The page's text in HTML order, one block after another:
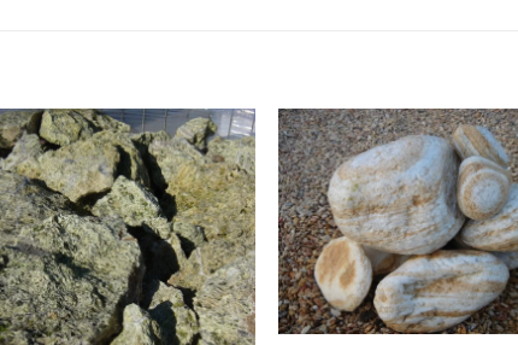
Πρόσθήκη
στην λίστα
επιθυμιών